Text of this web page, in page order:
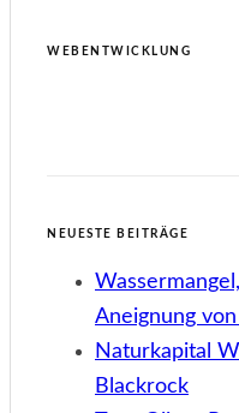
WEBENTWICKLUNG
NEUESTE BEITRÄGE
Aneignung
Naturkapital
Blackrock